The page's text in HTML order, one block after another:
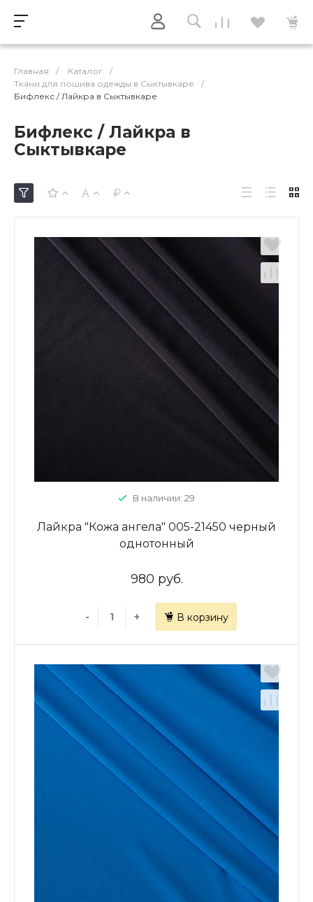
Главная / Каталог
/
Ткани для пошива одежды в Сыктывкаре
/
Бифлекс / Лайкра в Сыктывкаре
Бифлекс / Лайкра в
Сыктывкаре
В наличии: 29
Лайкра "Кожа ангела" 005-21450 черный
однотонный
980 руб.
- + В корзину